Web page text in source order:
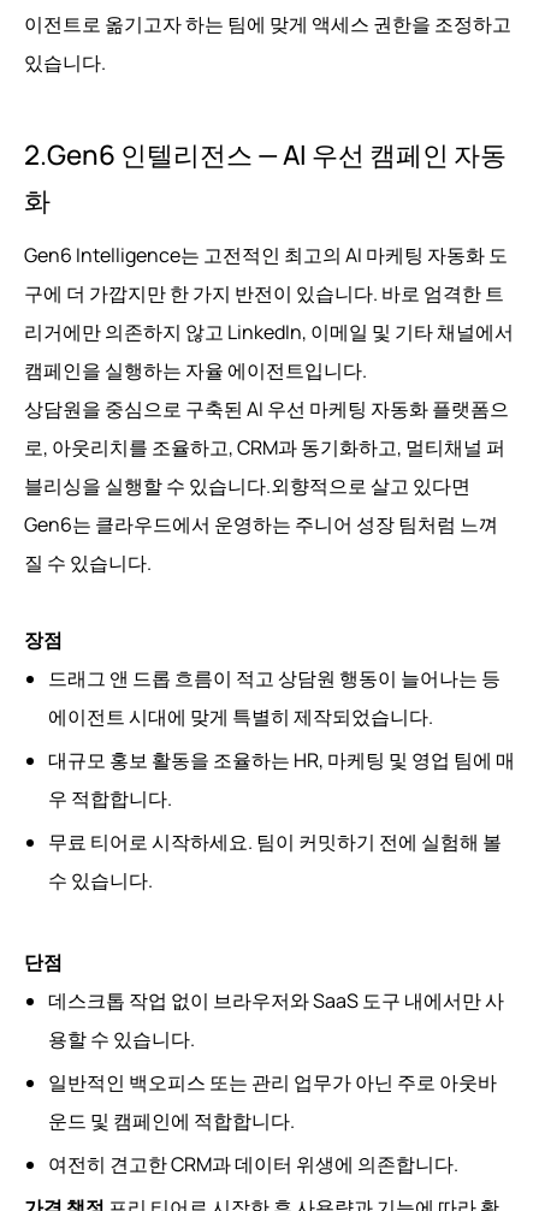
이전트로 옮기고자 하는 팀에 맞게 액세스 권한을 조정하고
있습니다.
2.Gen6 인텔리전스 — AI 우선 캠페인 자동
화
Gen6 Intelligence는 고전적인 최고의 AI 마케팅 자동화 도
구에 더 가깝지만 한 가지 반전이 있습니다. 바로 엄격한 트
리거에만 의존하지 않고 LinkedIn, 이메일 및 기타 채널에서
캠페인을 실행하는 자율 에이전트입니다.
상담원을 중심으로 구축된 AI 우선 마케팅 자동화 플랫폼으
로, 아웃리치를 조율하고, CRM과 동기화하고, 멀티채널 퍼
블리싱을 실행할 수 있습니다.외향적으로 살고 있다면
Gen6는 클라우드에서 운영하는 주니어 성장 팀처럼 느껴
질 수 있습니다.
장점
드래그 앤 드롭 흐름이 적고 상담원 행동이 늘어나는 등
에이전트 시대에 맞게 특별히 제작되었습니다.
대규모 홍보 활동을 조율하는 HR, 마케팅 및 영업 팀에 매
우 적합합니다.
무료 티어로 시작하세요. 팀이 커밋하기 전에 실험해 볼
수 있습니다.
단점
데스크톱 작업 없이 브라우저와 SaaS 도구 내에서만 사
용할 수 있습니다.
일반적인 백오피스 또는 관리 업무가 아닌 주로 아웃바
운드 및 캠페인에 적합합니다.
여전히 견고한 CRM과 데이터 위생에 의존합니다.